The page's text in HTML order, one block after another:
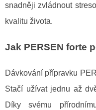
snadněji zvládnout
kvalitu života.
Jak PERSEN forte
Dávkování přípravku
Stačí užívat jednu až
Díky svému